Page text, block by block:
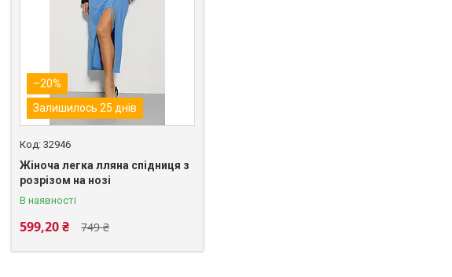
–20%
Залишилось 25 днів
32946
Жіноча легка лляна спідниця з
розрізом на нозі
В наявності
749 ₴
599,20 ₴